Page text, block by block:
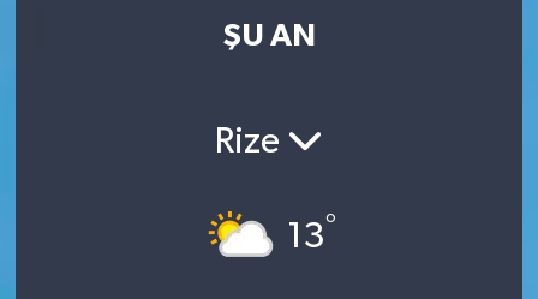
ŞU AN
Rize
13°